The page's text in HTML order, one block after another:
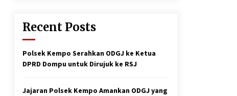
Recent Posts
Polsek Kempo Serahkan ODGJ ke Ketua
DPRD Dompu untuk Dirujuk ke RSJ
Jajaran Polsek Kempo Amankan ODGJ yang